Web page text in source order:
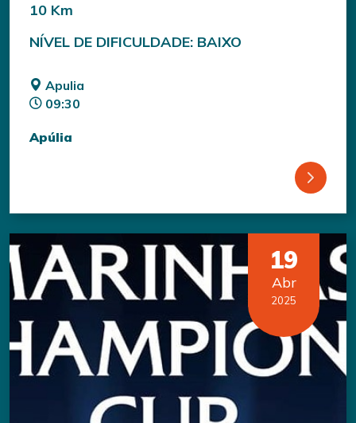
10 Km
NÍVEL DE DIFICULDADE: BAIXO
Apulia
09:30
Apúlia
19
Abr
2025